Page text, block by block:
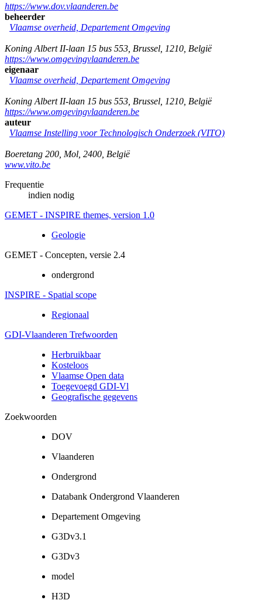
https://www.dov.vlaanderen.be
beheerder
Vlaamse overheid, Departement Omgeving
Koning Albert II-laan 15 bus 553 Brussel 1210 België
https://www.omgevingvlaanderen.be
eigenaar
Vlaamse overheid, Departement Omgeving
Koning Albert II-laan 15 bus 553 Brussel 1210 België
https://www.omgevingvlaanderen.be
auteur
Vlaamse Instelling voor Technologisch Onderzoek (VITO)
Boeretang 200 Mol 2400 België
www.vito.be
Frequentie
indien nodig
GEMET - INSPIRE themes, version 1.0
Geologie
GEMET - Concepten, versie 2.4
ondergrond
INSPIRE - Spatial scope
Regionaal
GDI-Vlaanderen Trefwoorden
Herbruikbaar
Kosteloos
Vlaamse Open data
Toegevoegd GDI-Vl
Geografische gegevens
Zoekwoorden
DOV
Vlaanderen
Ondergrond
Databank Ondergrond Vlaanderen
Departement Omgeving
G3Dv3.1
G3Dv3
model
H3D